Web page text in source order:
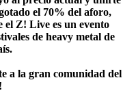
el 70% del aforo,
el Z! Live es un evento
de heavy metal de
a la gran comunidad del